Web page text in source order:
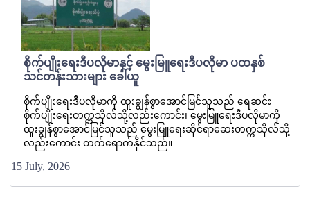
စိုက်ပျိုးရေးဒီပလိုမာနှင့် မွေးမြူရေးဒီပလိုမာ ပထနှစ်
သင်တန်းသားများ ခေါ်ယူ
စိုက်ပျိုးရေးဒီပလိုမာကို ထူးချွန်စွာအောင်မြင်သူသည် ရေဆင်း
စိုက်ပျိုးရေးတက္ကသိုလ်သို့လည်းကောင်း၊ မွေးမြူရေးဒီပလိုမာကို
ထူးချွန်စွာအောင်မြင်သူသည် မွေးမြူရေးဆိုင်ရာဆေးတက္ကသိုလ်သို့
လည်းကောင်း တက်ရောက်နိုင်သည်။
15 July, 2026